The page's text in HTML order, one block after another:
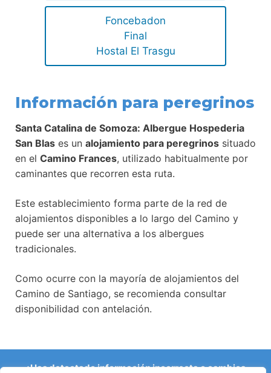
Foncebadon
Final
Hostal El Trasgu
Información para peregrinos
Santa Catalina de Somoza: Albergue Hospederia
San Blas es un alojamiento para peregrinos situado
en el Camino Frances, utilizado habitualmente por
caminantes que recorren esta ruta.
Este establecimiento forma parte de la red de
alojamientos disponibles a lo largo del Camino y
puede ser una alternativa a los albergues
tradicionales.
Como ocurre con la mayoría de alojamientos del
Camino de Santiago, se recomienda consultar
disponibilidad con antelación.
¿Has detectado información incorrecta o cambios